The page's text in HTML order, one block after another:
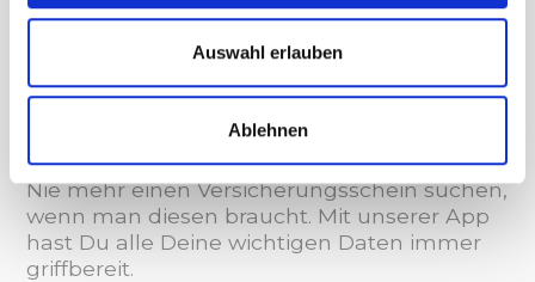
Auswahl erlauben
Ablehnen
Digitalisiere jetzt Deinen
Versicherungsordner!
Nie mehr einen Versicherungsschein suchen,
wenn man diesen braucht. Mit unserer App
hast Du alle Deine wichtigen Daten immer
griffbereit.